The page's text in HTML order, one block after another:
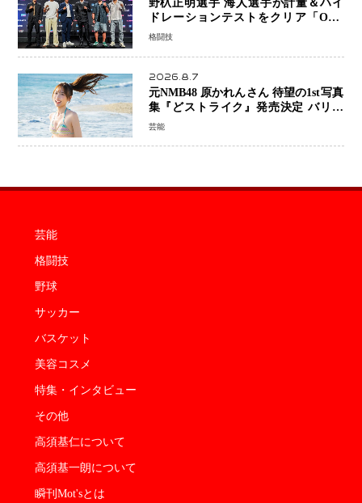
野杁正明選手 海人選手が計量＆ハイ
ドレーションテストをクリア「ONE
SAMURAI 2」決戦へ万全の準備整う
格闘技
2026.8.7
元NMB48 原かれんさん 待望の1st写真
集『どストライク』発売決定 バリで
魅せる25歳の新境地
芸能
芸能
格闘技
野球
サッカー
バスケット
美容コスメ
特集・インタビュー
その他
高須基仁について
高須基一朗について
瞬刊Mot'sとは